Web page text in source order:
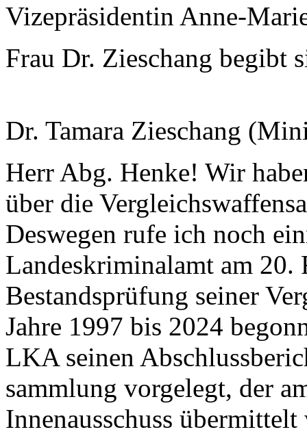
Vizepräsidentin Anne-
Frau Dr. Zieschang begibt
Dr. Tamara Zieschang
Herr Abg. Henke! Wir
über die
Deswegen rufe ich noch
Landeskriminalamt am 20.
Bestandsprüfung seiner
Jahre 1997 bis 2024
LKA seinen
sammlung vorgelegt, der
Innenausschuss